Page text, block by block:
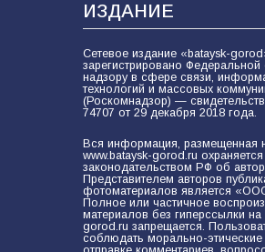
ИЗДАНИЕ
Сетевое издание «bataysk-
зарегистрировано
надзору в сфере связи,
технологий и массовых
(Роскомнадзор) —
74707 от 29 декабря 2018 года.
Вся информация, размещенная
www.bataysk-gorod.ru
законодательством РФ об
Представителем авторов
фотоматериалов является
Полное или частичное
материалов без гиперссылки на
gorod.ru запрещается.
соблюдать морально-